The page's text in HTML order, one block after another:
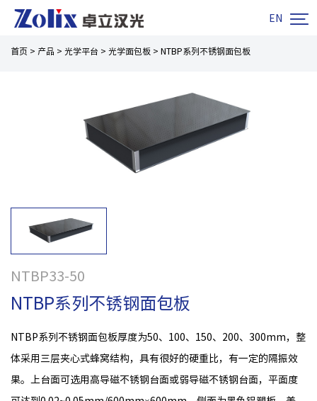
EN 
首页 > 产品 > 光学平台 > 光学面包板 > NTBP系列不锈钢面包板
NTBP33-50
NTBP系列不锈钢面包板
NTBP系列不锈钢面包板厚度为50、100、150、200、300mm，整
体采用三层夹心式蜂窝结构，具有很好的硬重比，有一定的隔振效
果。上台面可选用高导磁不锈钢台面或弱导磁不锈钢台面，平面度